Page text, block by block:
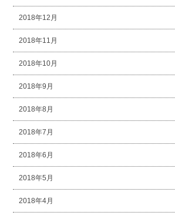
2018年12月
2018年11月
2018年10月
2018年9月
2018年8月
2018年7月
2018年6月
2018年5月
2018年4月